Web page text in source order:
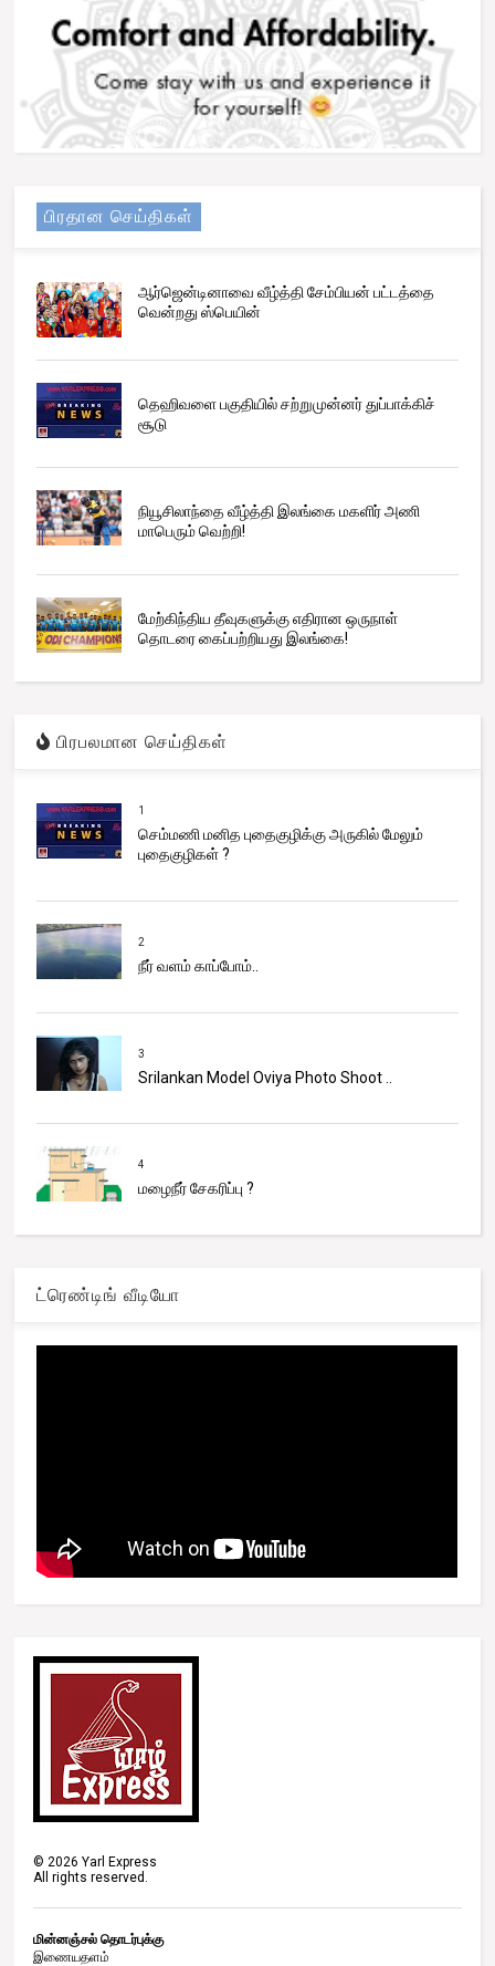
பிரதான செய்திகள்
ஆர்ஜென்டினாவை வீழ்த்தி சேம்பியன் பட்டத்தை
வென்றது ஸ்பெயின்
தெஹிவளை பகுதியில் சற்றுமுன்னர் துப்பாக்கிச்
சூடு
நியூசிலாந்தை வீழ்த்தி இலங்கை மகளிர் அணி
மாபெரும் வெற்றி!
மேற்கிந்திய தீவுகளுக்கு எதிரான ஒருநாள்
தொடரை கைப்பற்றியது இலங்கை!
பிரபலமான செய்திகள்
1
செம்மணி மனித புதைகுழிக்கு அருகில் மேலும்
புதைகுழிகள் ?
2
நீர் வளம் காப்போம்..
3
Srilankan Model Oviya Photo Shoot ..
4
மழைநீர் சேகரிப்பு ?
ட்ரெண்டிங் வீடியோ
©2026 Yarl Express
All rights reserved.
மின்னஞ்சல் தொடர்புக்கு
இணையதளம்